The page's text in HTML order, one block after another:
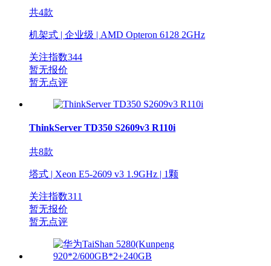
共4款
机架式 | 企业级 | AMD Opteron 6128 2GHz
关注指数344
暂无报价
暂无点评
ThinkServer TD350 S2609v3 R110i
共8款
塔式 | Xeon E5-2609 v3 1.9GHz | 1颗
关注指数311
暂无报价
暂无点评